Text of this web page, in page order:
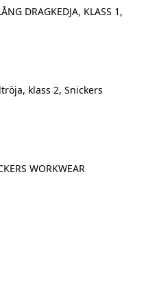
DRAGKEDJA, KLASS 1,
WORKWEAR